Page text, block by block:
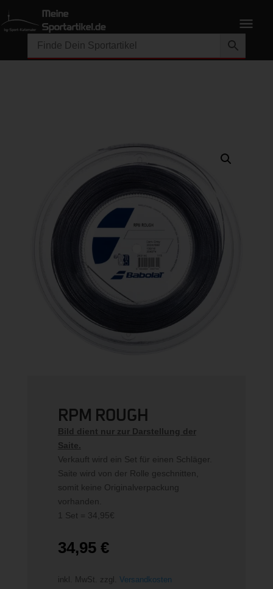
RPM ROUGH
Bild dient nur zur Darstellung der
Saite.
Verkauft wird ein Set für einen Schläger.
Saite wird von der Rolle geschnitten,
somit keine Originalverpackung
vorhanden.
1 Set = 34,95€
34,95 €
inkl. MwSt. zzgl. Versandkosten